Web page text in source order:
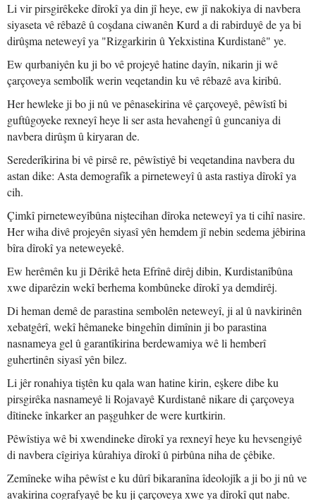
Li vir pirsgirêkeke dîrokî ya din jî heye, ew jî nakokiya di navbera
siyaseta vê rêbazê û coşdana ciwanên Kurd a di rabirduyê de ya bi
dirûşma neteweyî ya "Rizgarkirin û Yekxistina Kurdistanê" ye.
Ew qurbaniyên ku ji bo vê projeyê hatine dayîn, nikarin ji wê
çarçoveya sembolîk werin veqetandin ku vê rêbazê ava kiribû.
Her hewleke ji bo ji nû ve pênasekirina vê çarçoveyê, pêwîstî bi
guftûgoyeke rexneyî heye li ser asta hevahengî û guncaniya di
navbera dirûşm û kiryaran de.
Serederîkirina bi vê pirsê re, pêwîstiyê bi veqetandina navbera du
astan dike: Asta demografîk a pirneteweyî û asta rastiya dîrokî ya
cih.
Çimkî pirneteweyîbûna niştecihan dîroka neteweyî ya ti cihî nasire.
Her wiha divê projeyên siyasî yên hemdem jî nebin sedema jêbirina
bîra dîrokî ya neteweyekê.
Ew herêmên ku ji Dêrikê heta Efrînê dirêj dibin, Kurdistanîbûna
xwe diparêzin wekî berhema kombûneke dîrokî ya demdirêj.
Di heman demê de parastina sembolên neteweyî, ji al û navkirinên
xebatgêrî, wekî hêmaneke bingehîn dimînin ji bo parastina
nasnameya gel û garantîkirina berdewamiya wê li hemberî
guhertinên siyasî yên bilez.
Li jêr ronahiya tiştên ku qala wan hatine kirin, eşkere dibe ku
pirsgirêka nasnameyê li Rojavayê Kurdistanê nikare di çarçoveya
dîtineke înkarker an paşguhker de were kurtkirin.
Pêwîstiya wê bi xwendineke dîrokî ya rexneyî heye ku hevsengiyê
di navbera cîgiriya kûrahiya dîrokî û pirbûna niha de çêbike.
Zemîneke wiha pêwîst e ku dûrî bikaranîna îdeolojîk a ji bo ji nû ve
avakirina cografyayê be ku ji çarçoveya xwe ya dîrokî qut nabe.